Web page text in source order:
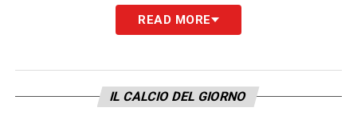
anche del futuro assetto dellaNazionale
italiana. La prima casella da definire resta
READ MORE
IL CALCIO DEL GIORNO